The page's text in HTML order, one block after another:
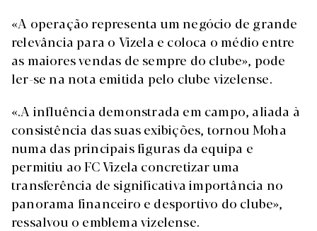
«A operação representa um negócio de grande
relevância para o Vizela e coloca o médio entre
as maiores vendas de sempre do clube», pode
ler-se na nota emitida pelo clube vizelense.
«.A influência demonstrada em campo, aliada à
consistência das suas exibições, tornou Moha
numa das principais figuras da equipa e
permitiu ao FC Vizela concretizar uma
transferência de significativa importância no
panorama financeiro e desportivo do clube»,
ressalvou o emblema vizelense.